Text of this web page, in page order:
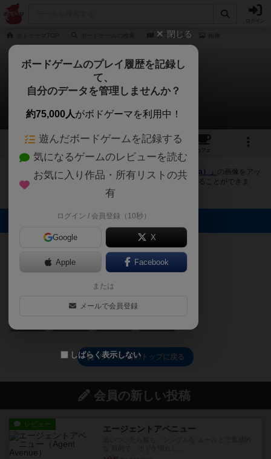
カワバンガ
カワバンガ
4件の画像
4 2
カフェ
ボドゲーマにログインすると、 「カワバンガ（Cowabunga）」 の画像をアッ
プロード出来たり、他のユーザーの投稿画像に評価を付けることができま
す。また、トップ6の画像は様々なページで表示されます。
トップに表示される画像
むーくん えだまめ
カワバンガのトップに戻る
会員の新しい投稿
レビュー エージェントアベニュー
閉じる
ボードゲームのプレイ履歴を記録し
て、
自分のデータを管理しませんか？
約75,000人がボドゲーマを利用中！
遊んだボードゲームを記録する
気になるゲームのレビューを読む
お気に入り作品・所有リストの共
有
ログイン / 会員登録（10秒）
Google X
Apple Facebook
または
メールで会員登録
しばらく表示しない